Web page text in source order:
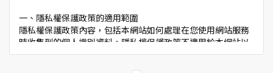
一、隱私權保護政策的適用範圍
隱私權保護政策內容，包括本網站如何處理在您使用網站服務
時收集到的個人識別資料。隱私權保護政策不適用於本網站以
外的相關連結網站，也不適用於非本網站所委託或參與管理的